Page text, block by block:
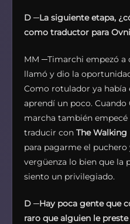
D ─La siguiente etapa,
como traductor para
MM ─Timarchi empezó a
llamó y dio la
Como rotulador ya había
aprendí un poco. Cuando
marcha también
traducir con The Walking
para pagarme el puchero
vergüenza lo bien que la
siento un privilegiado.
D ─Hay poca gente que
raro que alguien le